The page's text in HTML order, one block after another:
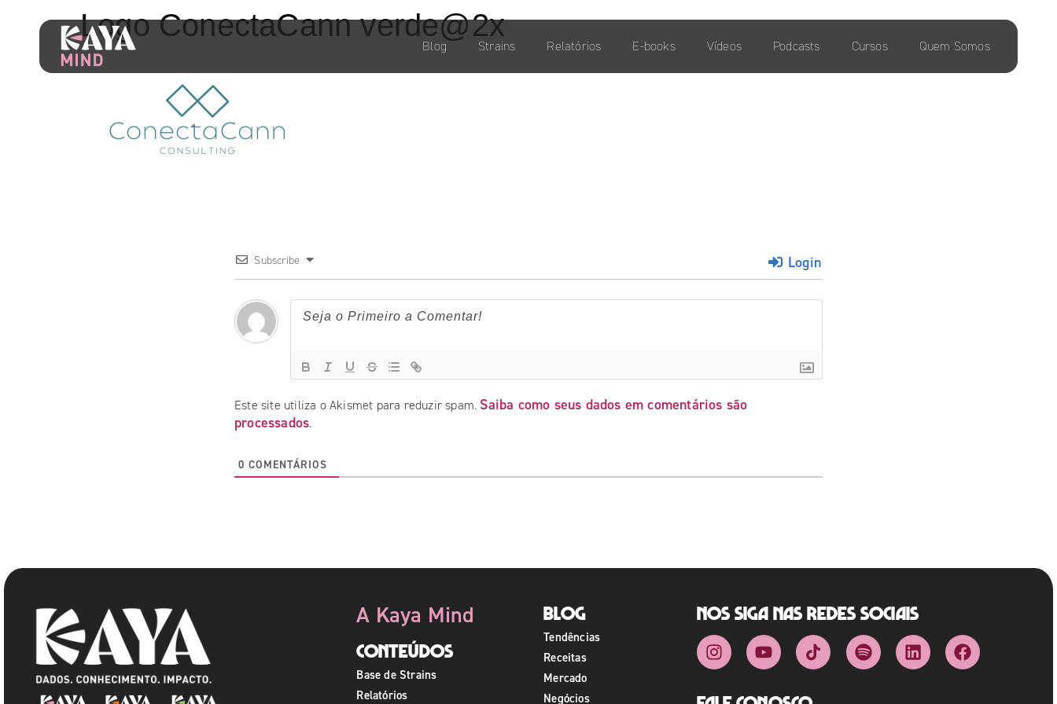
Blog Strains Relatórios E-books Vídeos Podcasts Cursos Quem Somos
Logo ConectaCann verde@2x
Subscribe Login
Este site utiliza o Akismet para reduzir spam. Saiba como seus dados em comentários são
processados.
0 COMENTÁRIOS
A Kaya Mind
Conteúdos
Base de Strains
Relatórios
Blog
Tendências
Receitas
Mercado
Negócios
Nos siga nas redes sociais